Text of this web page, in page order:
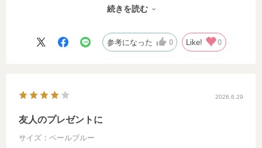
内側にポケットがあり、こちらにケーブルを収納して使用してい
続きを読む
参考になった 0 Like! 0
2026.6.29
友人のプレゼントに
サイズ：ペールブルー